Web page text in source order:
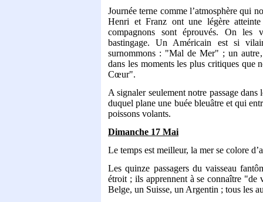
Journée terne comme l’atmosphère qui
Henri et Franz ont une légère
compagnons sont éprouvés. On les
bastingage. Un Américain est si
surnommons : "Mal de Mer" ; un
dans les moments les plus critiques que
Cœur".
A signaler seulement notre passage
duquel plane une buée bleuâtre et qui
poissons volants.
Dimanche 17 Mai
Le temps est meilleur, la mer se colore
Les quinze passagers du vaisseau
étroit ; ils apprennent à se connaître
Belge, un Suisse, un Argentin ; tous les